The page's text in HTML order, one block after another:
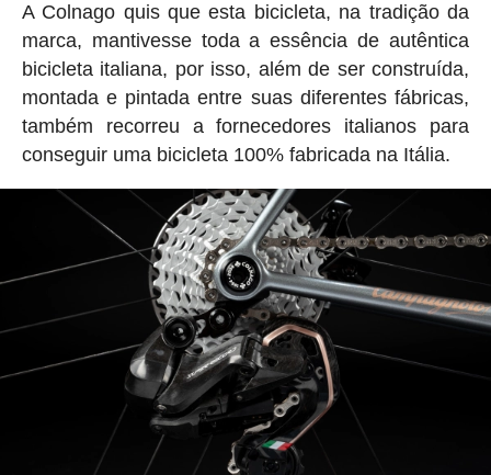
A Colnago quis que esta bicicleta, na tradição da
marca, mantivesse toda a essência de autêntica
bicicleta italiana, por isso, além de ser construída,
montada e pintada entre suas diferentes fábricas,
também recorreu a fornecedores italianos para
conseguir uma bicicleta 100% fabricada na Itália.